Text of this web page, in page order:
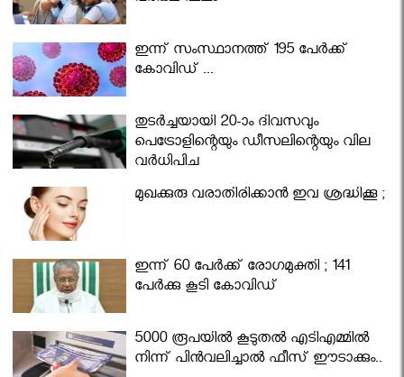
ഇന്ന് സംസ്ഥാനത്ത് 195 പേര്‍ക്ക്
കോവിഡ് ...
തുടർച്ചയായി 20-ാം ദിവസവും
പെട്രോളിന്റെയും ഡീസലിന്റെയും വില
വര്‍ധിപ്പിച്ചു
മുഖക്കുരു വരാതിരിക്കാന്‍ ഇവ ശ്രദ്ധിക്കൂ ;
ഇന്ന് 60 പേർക്ക് രോഗമുക്തി ; 141
പേര്‍ക്കു കൂടി കോവിഡ്
5000 രൂപയിൽ കൂടുതൽ എടിഎമ്മിൽ
നിന്ന് പിൻവലിച്ചാൽ ഫീസ് ഈടാക്കും..